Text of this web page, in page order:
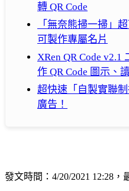
轉 QR Code
「無奈熊掃一掃」
可製作專屬名片
XRen QR Code
作 QR Code 圖示、
超快速「自製實聯
廣告！
發文時間：4/20/2021 12:28，